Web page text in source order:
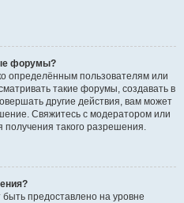
форумы?
определённым пользователям или
такие форумы, создавать в
другие действия, вам может
Свяжитесь с модератором или
такого разрешения.
предоставлено на уровне